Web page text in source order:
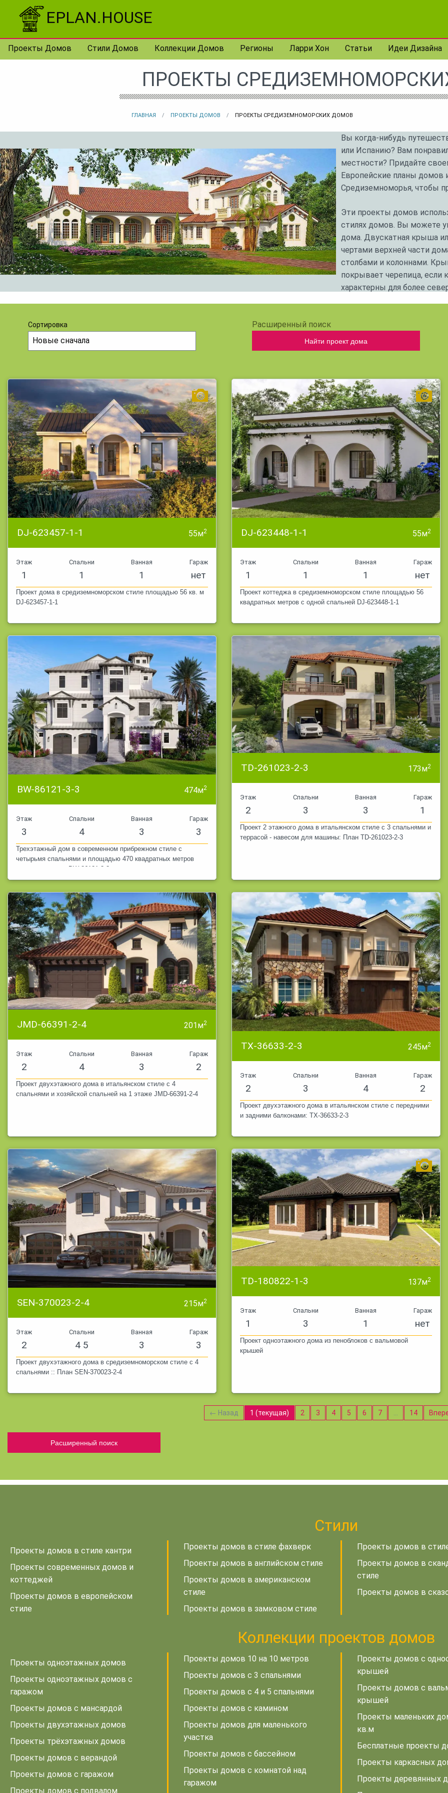
Перейти к контенту
EPLAN.HOUSE
Проекты Домов Стили Домов Коллекции Домов Регионы Ларри Хон Статьи Идеи Дизайна
ПРОЕКТЫ
ГЛАВНАЯ ПРОЕКТЫ ДОМОВ ПРОЕКТЫ СРЕДИЗЕМНОМОРСКИХ ДОМОВ
Вы когда-нибудь
или Испанию? Вам
местности? Придайте
Европейские планы домов
Средиземноморья, чтобы
Эти проекты домов
стилях домов. Вы можете
дома. Двускатная крыша
чертами верхней части
столбами и колоннами.
покрывает черепица,
характерны для более
районах
пропускают потоки
спроектированы с
стиле.
гостевым туалетом, но
Кирпич, светлая
наружной отделки для
различным типам погоды.
большому пространству,
пределах досягаемости.
Большинство домов в
веранды и террасы
со ставнями, чтобы
средиземноморском
называют, проекты домов
трех сторон открывается
Проекты домов в
для строительства дома в
Таджикистана и Киргизии.
Сортировка Расширенный поиск
Найти проект дома
DJ-623457-1-1 55м2
Этаж
1
Спальни
1
Ванная
1
Гараж
нет
Проект дома в средиземноморском стиле площадью 56 кв. м
DJ-623457-1-1
DJ-623448-1-1 55м2
Этаж
1
Спальни
1
Ванная
1
Гараж
нет
Проект коттеджа в средиземноморском стиле площадью 56
квадратных метров с одной спальней DJ-623448-1-1
BW-86121-3-3 474м2
Этаж
3
Спальни
4
Ванная
3
Гараж
3
Трехэтажный дом в современном прибрежном стиле с
четырьмя спальнями и площадью 470 квадратных метров
наверху и внизу. BW-86121-3-3
TD-261023-2-3 173м2
Этаж
2
Спальни
3
Ванная
3
Гараж
1
Проект 2 этажного дома в итальянском стиле с 3 спальнями и
террасой - навесом для машины: План TD-261023-2-3
JMD-66391-2-4 201м2
Этаж
2
Спальни
4
Ванная
3
Гараж
2
Проект двухэтажного дома в итальянском стиле с 4
спальнями и хозяйской спальней на 1 этаже JMD-66391-2-4
TX-36633-2-3 245м2
Этаж
2
Спальни
3
Ванная
4
Гараж
2
Проект двухэтажного дома в итальянском стиле с передними
и задними балконами: TX-36633-2-3
SEN-370023-2-4 215м2
Этаж
2
Спальни
4 5
Ванная
3
Гараж
3
Проект двухэтажного дома в средиземноморском стиле с 4
спальнями :: План SEN-370023-2-4
TD-180822-1-3 137м2
Этаж
1
Спальни
3
Ванная
1
Гараж
нет
Проект одноэтажного дома из пеноблоков с вальмовой
крышей
← Назад 1 (текущая) 2 3 4 5 6 7 … 14
Расширенный поиск
Стили
Проекты домов в стиле кантри
Проекты современных домов и
коттеджей
Проекты домов в европейском
стиле
Проекты домов в стиле фахверк
Проекты домов в английском стиле
Проекты домов в американском
стиле
Проекты домов в замковом стиле
Проекты домов в
Проекты домов в
стиле
Проекты домов в
Коллекции проектов домов
Проекты одноэтажных домов
Проекты одноэтажных домов с
гаражом
Проекты домов с мансардой
Проекты двухэтажных домов
Проекты трёхэтажных домов
Проекты домов с верандой
Проекты домов с гаражом
Проекты домов с подвалом
Проекты домов 10 на 10 метров
Проекты домов с 3 спальнями
Проекты домов с 4 и 5 спальнями
Проекты домов с камином
Проекты домов для маленького
участка
Проекты домов с бассейном
Проекты домов с комнатой над
гаражом
Проекты домов с
крышей
Проекты домов с
крышей
Проекты маленьких
кв.м
Бесплатные проекты
Проекты каркасных
Проекты деревянных